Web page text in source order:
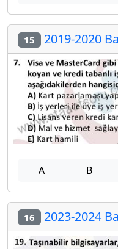
15 2019-2020
A B
16 2023-2024